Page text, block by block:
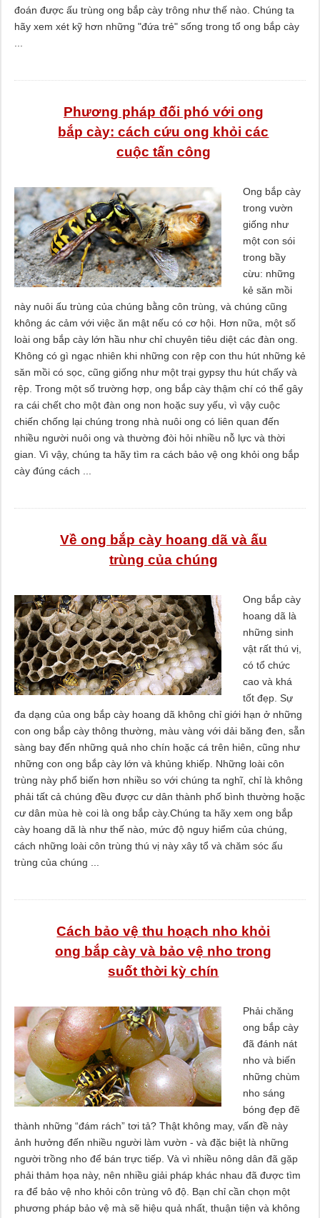
đoán được ấu trùng ong bắp cày trông như thế nào. Chúng ta
hãy xem xét kỹ hơn những "đứa trẻ" sống trong tổ ong bắp cày
Phương pháp đối phó với ong
bắp cày: cách cứu ong khỏi các
cuộc tấn công
Ong bắp cày
trong vườn
giống như
một con sói
trong bầy
cừu: những
kẻ săn mồi
này nuôi ấu trùng của chúng bằng côn trùng, và chúng cũng
không ác cảm với việc ăn mật nếu có cơ hội. Hơn nữa, một số
loài ong bắp cày lớn hầu như chỉ chuyên tiêu diệt các đàn ong.
Không có gì ngạc nhiên khi những con rệp con thu hút những kẻ
săn mồi có sọc, cũng giống như một trại gypsy thu hút chấy và
rệp. Trong một số trường hợp, ong bắp cày thậm chí có thể gây
ra cái chết cho một đàn ong non hoặc suy yếu, vì vậy cuộc
chiến chống lại chúng trong nhà nuôi ong có liên quan đến
nhiều người nuôi ong và thường đòi hỏi nhiều nỗ lực và thời
gian. Vì vậy, chúng ta hãy tìm ra cách bảo vệ ong khỏi ong bắp
cày đúng cách ...
Về ong bắp cày hoang dã và ấu
trùng của chúng
Ong bắp cày
hoang dã là
những sinh
vật rất thú vị,
có tổ chức
cao và khá
tốt đẹp. Sự
đa dạng của ong bắp cày hoang dã không chỉ giới hạn ở những
con ong bắp cày thông thường, màu vàng với dải băng đen, sẵn
sàng bay đến những quả nho chín hoặc cá trên hiên, cũng như
những con ong bắp cày lớn và khủng khiếp. Những loài côn
trùng này phổ biến hơn nhiều so với chúng ta nghĩ, chỉ là không
phải tất cả chúng đều được cư dân thành phố bình thường hoặc
cư dân mùa hè coi là ong bắp cày.Chúng ta hãy xem ong bắp
cày hoang dã là như thế nào, mức độ nguy hiểm của chúng,
cách những loài côn trùng thú vị này xây tổ và chăm sóc ấu
trùng của chúng ...
Cách bảo vệ thu hoạch nho khỏi
ong bắp cày và bảo vệ nho trong
suốt thời kỳ chín
Phải chăng
ong bắp cày
đã đánh nát
nho và biến
những chùm
nho sáng
bóng đẹp đẽ
thành những “đám rách” tơi tả? Thật không may, vấn đề này
ảnh hưởng đến nhiều người làm vườn - và đặc biệt là những
người trồng nho để bán trực tiếp. Và vì nhiều nông dân đã gặp
phải thảm họa này, nên nhiều giải pháp khác nhau đã được tìm
ra để bảo vệ nho khỏi côn trùng vô độ. Bạn chỉ cần chọn một
phương pháp bảo vệ mà sẽ hiệu quả nhất, thuận tiện và không